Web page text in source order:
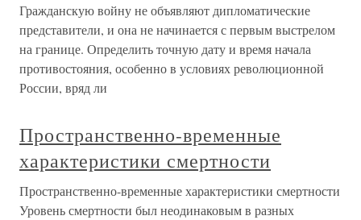
Гражданскую войну не объявляют дипломатические
представители, и она не начинается с первым выстрелом
на границе. Определить точную дату и время начала
противостояния, особенно в условиях революционной
России, вряд ли
Пространственно-временные
характеристики смертности
Пространственно-временные характеристики смертности
Уровень смертности был неодинаковым в разных